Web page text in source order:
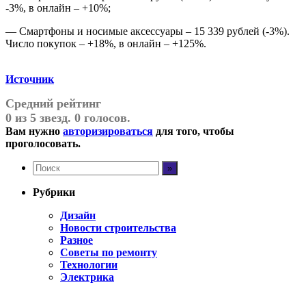
-3%, в онлайн – +10%;
— Смартфоны и носимые аксессуары – 15 339 рублей (-3%).
Число покупок – +18%, в онлайн – +125%.
Источник
Средний рейтинг
0 из 5 звезд. 0 голосов.
Вам нужно авторизироваться для того, чтобы
проголосовать.
Рубрики
Дизайн
Новости строительства
Разное
Советы по ремонту
Технологии
Электрика